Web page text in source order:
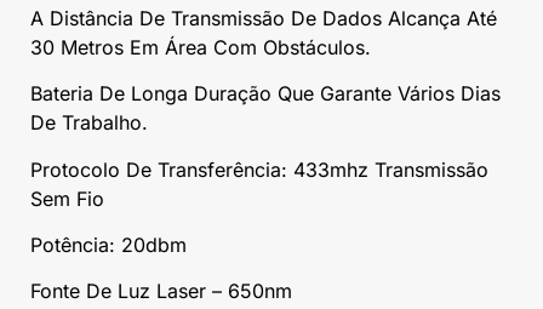
A Distância De Transmissão De Dados Alcança Até
30 Metros Em Área Com Obstáculos.
Bateria De Longa Duração Que Garante Vários Dias
De Trabalho.
Protocolo De Transferência: 433mhz Transmissão
Sem Fio
Potência: 20dbm
Fonte De Luz Laser – 650nm